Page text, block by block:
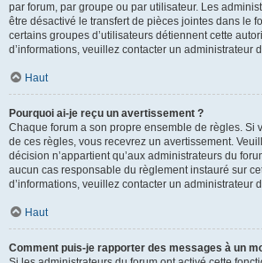
par forum, par groupe ou par utilisateur. Les
être désactivé le transfert de pièces jointes dans le
certains groupes d’utilisateurs détiennent cette
d’informations, veuillez contacter un administrateur
Haut
Pourquoi ai-je reçu un avertissement ?
Chaque forum a son propre ensemble de règles. Si
de ces règles, vous recevrez un avertissement.
décision n’appartient qu’aux administrateurs du
aucun cas responsable du règlement instauré sur
d’informations, veuillez contacter un administrateur
Haut
Comment puis-je rapporter des messages à un